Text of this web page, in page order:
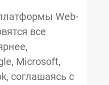
Web-
все
Microsoft,
соглашаясь с